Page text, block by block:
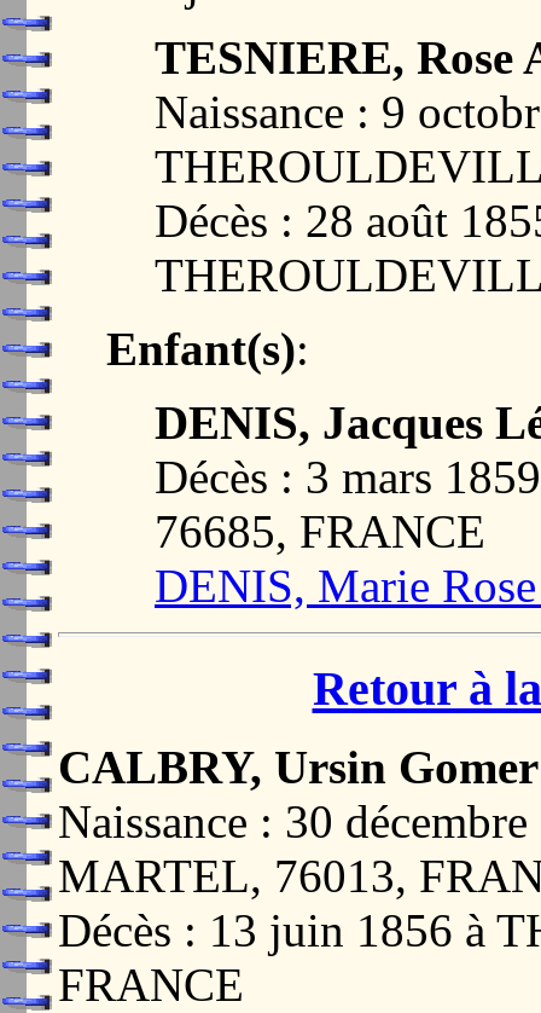
TESNIERE, Rose
Naissance : 9
Décès : 28 août
Enfant(s):
DENIS, Jacques
Décès : 3 mars
76685, FRANCE
DENIS, Marie
Retour à
CALBRY, Ursin Gomer
Naissance : 30
MARTEL, 76013,
Décès : 13 juin 1856 à
FRANCE